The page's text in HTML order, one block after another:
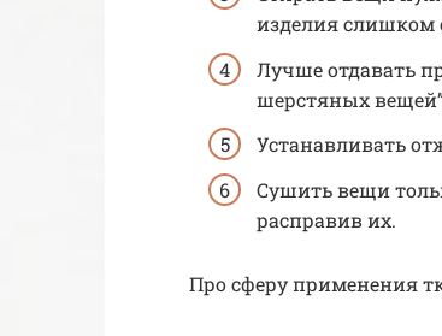
изделия слишком
Лучше отдавать
шерстяных
Устанавливать
Сушить вещи
расправив их.
Про сферу применения